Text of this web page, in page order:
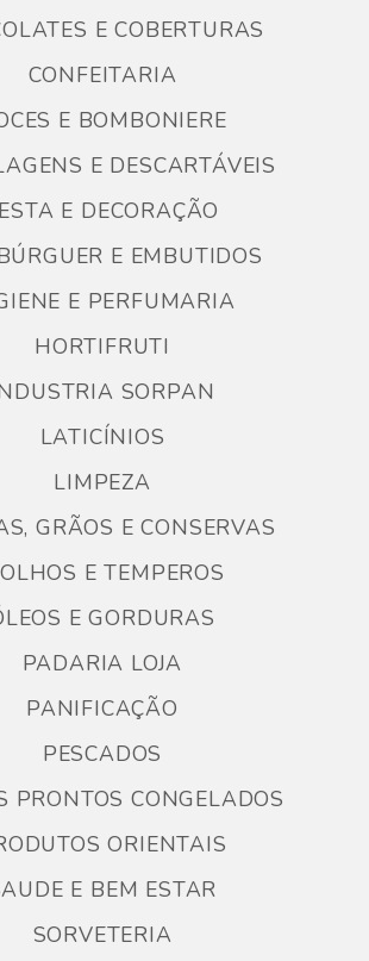
E COBERTURAS
CONFEITARIA
E BOMBONIERE
E DESCARTÁVEIS
E DECORAÇÃO
E EMBUTIDOS
E PERFUMARIA
HORTIFRUTI
SORPAN
LATICÍNIOS
LIMPEZA
GRÃOS E CONSERVAS
E TEMPEROS
E GORDURAS
PADARIA LOJA
PANIFICAÇÃO
PESCADOS
PRONTOS CONGELADOS
ORIENTAIS
E BEM ESTAR
SORVETERIA